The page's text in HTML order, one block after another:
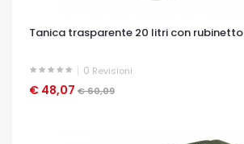
Tanica trasparente 20 litri con rubinetto
0 Revisioni
€ 48,07 € 60,09
OCCHIATA VELOCE